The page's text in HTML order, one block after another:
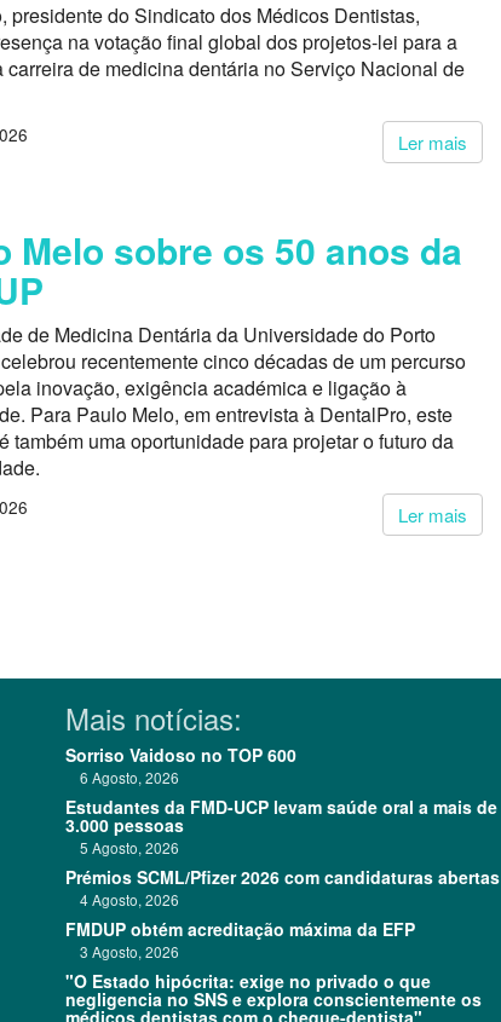
presidente do Sindicato dos Médicos Dentistas,
na votação final global dos projetos-lei para a
carreira de medicina dentária no Serviço Nacional de
Ler mais
Melo sobre os 50 anos da
de Medicina Dentária da Universidade do Porto
recentemente cinco décadas de um percurso
inovação, exigência académica e ligação à
Para Paulo Melo, em entrevista à DentalPro, este
também uma oportunidade para projetar o futuro da
Ler mais
Mais notícias:
Sorriso Vaidoso no TOP 600
6 Agosto, 2026
Estudantes da FMD-UCP levam saúde oral a mais de
3.000 pessoas
5 Agosto, 2026
Prémios SCML/Pfizer 2026 com candidaturas abertas
4 Agosto, 2026
FMDUP obtém acreditação máxima da EFP
3 Agosto, 2026
"O Estado hipócrita: exige no privado o que
negligencia no SNS e explora conscientemente os
médicos dentistas com o cheque-dentista"